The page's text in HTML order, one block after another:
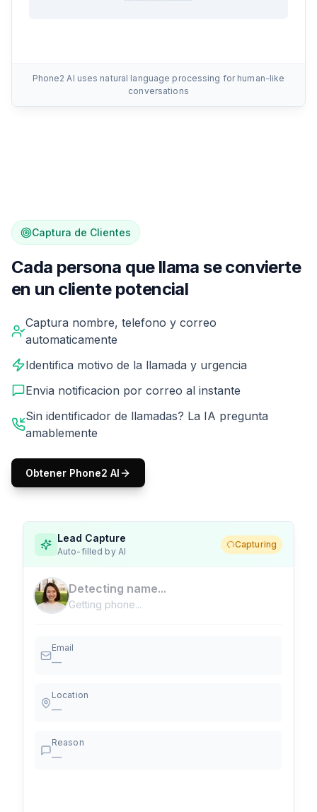
Phone2 AI uses natural language processing for human-like
conversations
Lead Capture
Auto-filled by AI
Capturing
Detecting name...
Getting phone...
Email
—
Location
—
Reason
—
Captura de Clientes
Cada persona que llama se convierte
en un cliente potencial
Mientras tu IA maneja la conversacion, captura todo
Captura nombre, telefono y correo
automaticamente
Identifica motivo de la llamada y urgencia
Envia notificacion por correo al instante
Sin identificador de llamadas? La IA pregunta
amablemente
Obtener Phone2 AI